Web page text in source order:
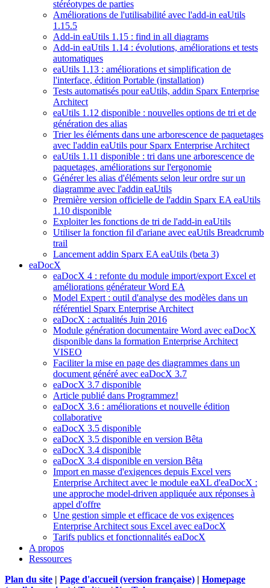
stéréotypes de parties
Améliorations de l'utilisabilité avec l'add-in eaUtils
1.15.5
Add-in eaUtils 1.15 : find in all diagrams
Add-in eaUtils 1.14 : évolutions, améliorations et tests
automatiques
eaUtils 1.13 : améliorations et simplification de
l'interface, édition Portable (installation)
Tests automatisés pour eaUtils, addin Sparx Enterprise
Architect
eaUtils 1.12 disponible : nouvelles options de tri et de
génération des alias
Trier les éléments dans une arborescence de paquetages
avec l'addin eaUtils pour Sparx Enterprise Architect
eaUtils 1.11 disponible : tri dans une arborescence de
paquetages, améliorations sur l'ergonomie
Générer les alias d'éléments selon leur ordre sur un
diagramme avec l'addin eaUtils
Première version officielle de l'addin Sparx EA eaUtils
1.10 disponible
Exploiter les fonctions de tri de l'add-in eaUtils
Utiliser la fonction fil d'ariane avec eaUtils Breadcrumb
trail
Lancement addin Sparx EA eaUtils (beta 3)
eaDocX
eaDocX 4 : refonte du module import/export Excel et
améliorations générateur Word EA
Model Expert : outil d'analyse des modèles dans un
référentiel Sparx Enterprise Architect
eaDocX : actualités Juin 2016
Module génération documentaire Word avec eaDocX
disponible dans la formation Enterprise Architect
VISEO
Faciliter la mise en page des diagrammes dans un
document généré avec eaDocX 3.7
eaDocX 3.7 disponible
Article publié dans Programmez!
eaDocX 3.6 : améliorations et nouvelle édition
collaborative
eaDocX 3.5 disponible
eaDocX 3.5 disponible en version Bêta
eaDocX 3.4 disponible
eaDocX 3.4 disponible en version Bêta
Import en masse d'exigences depuis Excel vers
Enterprise Architect avec le module eaXL d'eaDocX :
une approche model-driven appliquée aux réponses à
appel d'offre
Une gestion simple et efficace de vos exigences
Enterprise Architect sous Excel avec eaDocX
Tarifs publics et fonctionnalités eaDocX
A propos
Ressources
Plan du site | Page d'accueil (version française) | Homepage